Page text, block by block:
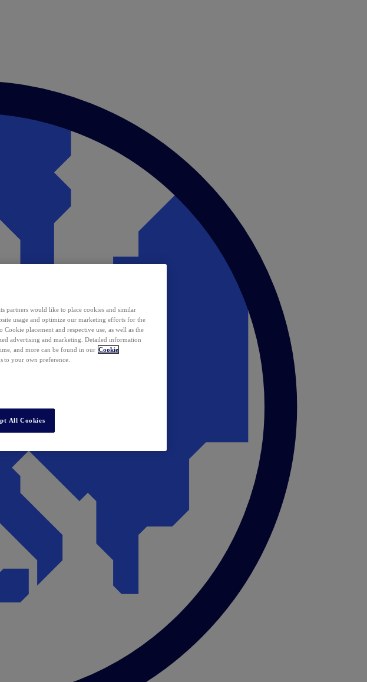
partners would like to place cookies and similar
usage and optimize our marketing efforts for the
Cookie placement and respective use, as well as the
advertising and marketing. Detailed information
and more can be found in our Cookie
to your own preference.
All Cookies